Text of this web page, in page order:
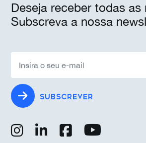
Deseja receber todas as
Subscreva a nossa
SUBSCREVER